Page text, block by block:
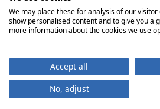
© 2026Universidade
Início Contactos
Proteção de Dados Pessoais
We may place these for analysis of our
show personalised content and to give you a
more information about the cookies we use
Accept all
No, adjust